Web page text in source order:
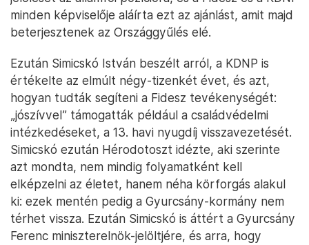
minden képviselője aláírta ezt az ajánlást, amit majd
beterjesztenek az Országgyűlés elé.
Ezután Simicskó István beszélt arról, a KDNP is
értékelte az elmúlt négy-tizenkét évet, és azt,
hogyan tudták segíteni a Fidesz tevékenységét:
„jószívvel” támogatták például a családvédelmi
intézkedéseket, a 13. havi nyugdíj visszavezetését.
Simicskó ezután Hérodotoszt idézte, aki szerinte
azt mondta, nem mindig folyamatként kell
elképzelni az életet, hanem néha körforgás alakul
ki: ezek mentén pedig a Gyurcsány-kormány nem
térhet vissza. Ezután Simicskó is áttért a Gyurcsány
Ferenc miniszterelnök-jelöltjére, és arra, hogy